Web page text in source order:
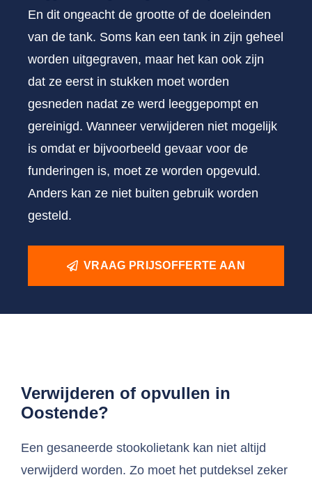
En dit ongeacht de grootte of de doeleinden
van de tank. Soms kan een tank in zijn geheel
worden uitgegraven, maar het kan ook zijn
dat ze eerst in stukken moet worden
gesneden nadat ze werd leeggepompt en
gereinigd. Wanneer verwijderen niet mogelijk
is omdat er bijvoorbeeld gevaar voor de
funderingen is, moet ze worden opgevuld.
Anders kan ze niet buiten gebruik worden
gesteld.
VRAAG PRIJSOFFERTE AAN
Verwijderen of opvullen in
Oostende?
Een gesaneerde stookolietank kan niet altijd
verwijderd worden. Zo moet het putdeksel zeker